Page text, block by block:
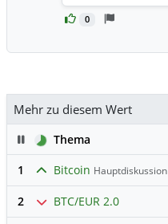
0
Mehr zu diesem Wert
PauseThema
1
Bitcoin Hauptdiskussion
2 BTC/EUR 2.0